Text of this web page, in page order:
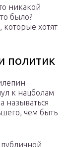
никакой
было?
хотят
политик
к нацболам
называться
чем быть